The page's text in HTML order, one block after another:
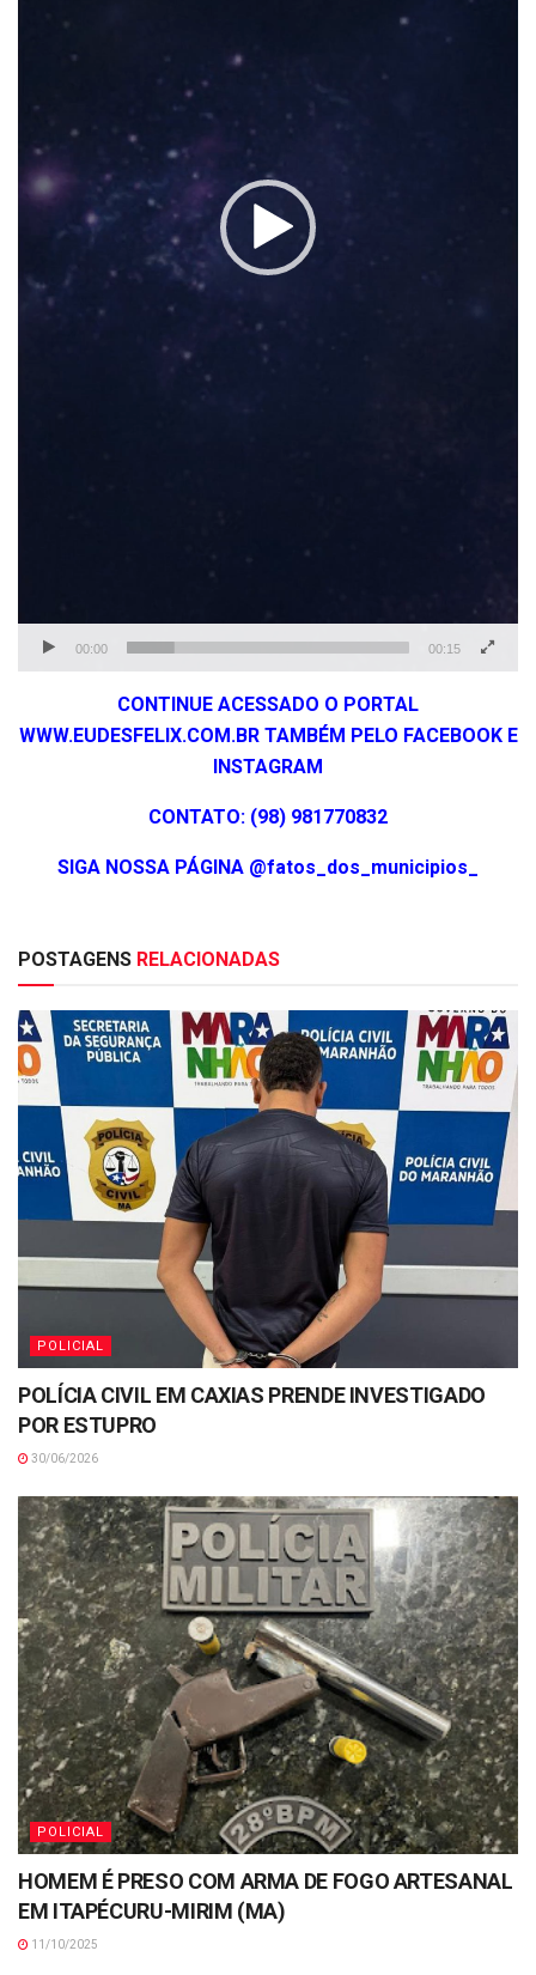
00:00 00:15
CONTINUE ACESSADO O PORTAL
WWW.EUDESFELIX.COM.BR TAMBÉM PELO FACEBOOK E
INSTAGRAM
CONTATO: (98) 981770832
SIGA NOSSA PÁGINA @fatos_dos_municipios_
POSTAGENS RELACIONADAS
POLICIAL
POLÍCIA CIVIL EM CAXIAS PRENDE INVESTIGADO
POR ESTUPRO
30/06/2026
POLICIAL
HOMEM É PRESO COM ARMA DE FOGO ARTESANAL
EM ITAPÉCURU-MIRIM (MA)
11/10/2025